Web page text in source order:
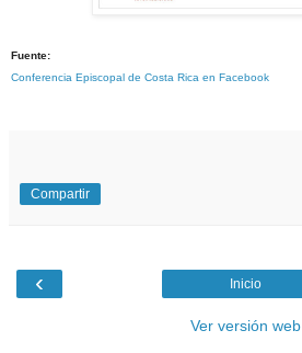
Fuente:
Conferencia Episcopal de Costa Rica en Facebook
Compartir
‹ Inicio
Ver versión web